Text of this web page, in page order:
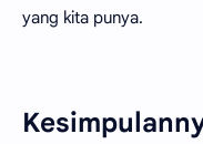
yang kita punya.